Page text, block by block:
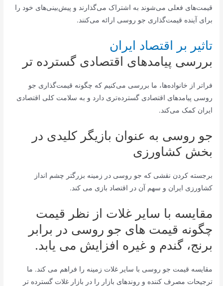
قیمت‌های فعلی می‌شوند به اشتراک می‌گذارند و پیش‌بینی‌های خود را
برای آینده قیمت‌گذاری جو روسی ارائه می‌کنند.
تاثیر بر اقتصاد ایران
بررسی پیامدهای اقتصادی گسترده تر
فراتر از خانواده‌ها، ما بررسی می‌کنیم که چگونه قیمت‌گذاری جو
روسی پیامدهای اقتصادی گسترده‌تری دارد و به سلامت کلی اقتصادی
ایران کمک می‌کند.
جو روسی به عنوان بازیگر کلیدی در
بخش کشاورزی
برجسته کردن نقشی که جو روسی در زمینه بزرگتر چشم انداز
کشاورزی ایران و سهم آن در اقتصاد بازی می کند.
مقایسه با سایر غلات از نظر قیمت
چگونه قیمت های جو روسی در برابر
برنج، گندم و غیره افزایش می یابد.
مقایسه قیمت جو روسی با سایر غلات زمینه را فراهم می کند. ما
ترجیحات مصرف کننده و روندهای بازار را در بازار غلات گسترده تر